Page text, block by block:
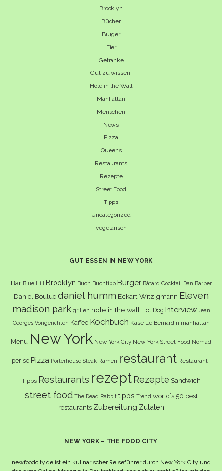
Brooklyn
Bücher
Burger
Eier
Getränke
Gut zu wissen!
Hole in the Wall
Manhattan
Menschen
News
Pizza
Queens
Restaurants
Rezepte
Street Food
Tipps
Uncategorized
vegetarisch
GUT ESSEN IN NEW YORK
Bar Blue Hill Brooklyn Buch Buchtipp Burger Bâtard Cocktail Dan Barber
Daniel Boulud daniel humm Eckart Witzigmann Eleven
madison park grillen hole in the wall Hot Dog Interview Jean
Georges Vongerichten Kaffee Kochbuch Käse Le Bernardin manhattan
Menü New York New York City New York Street Food Nomad
per se Pizza Porterhouse Steak Ramen restaurant Restaurant-
Tipps Restaurants rezept Rezepte Sandwich
street food The Dead Rabbit tipps Trend world´s 50 best
restaurants Zubereitung Zutaten
NEW YORK – THE FOOD CITY
newfoodcity.de ist ein kulinarischer Reiseführer durch New York City und